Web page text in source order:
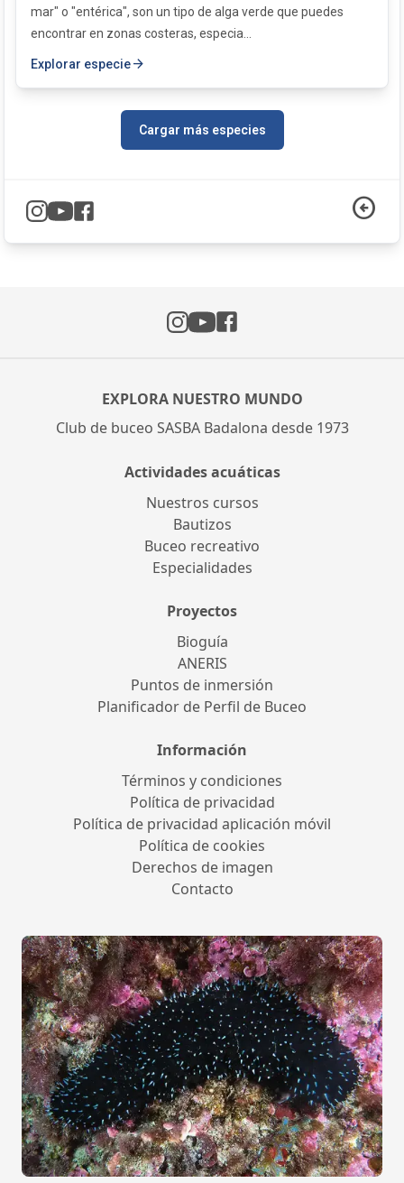
mar" o "entérica", son un tipo de alga verde que puedes
encontrar en zonas costeras, especia...
Explorar especiearrow_forward
Cargar más especies
arrow_circle_left
EXPLORA NUESTRO MUNDO
Club de buceo SASBA Badalona desde 1973
Actividades acuáticas
Nuestros cursos
Bautizos
Buceo recreativo
Especialidades
Proyectos
Bioguía
ANERIS
Puntos de inmersión
Planificador de Perfil de Buceo
Información
Términos y condiciones
Política de privacidad
Política de privacidad aplicación móvil
Política de cookies
Derechos de imagen
Contacto